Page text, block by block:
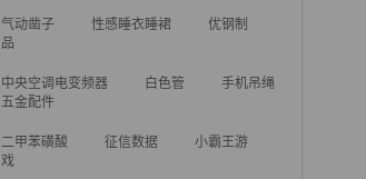
气动凿子 性感睡衣睡裙
优钢制
品
中央空调电变频器 白色管
手机吊绳
五金配件
二甲苯磺酸 征信数据
小霸王游
戏